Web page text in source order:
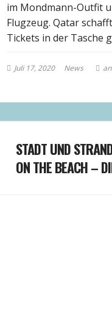
im Mondmann-Outfit
Flugzeug. Qatar
Tickets in der Tasche
Juli 17, 2020 News
STADT UND
ON THE BEACH –